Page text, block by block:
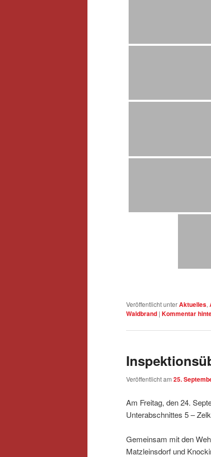
Veröffentlicht unterAktuelles,
Waldbrand | Kommentar
Veröffentlicht am 25.
Am Freitag, den 24.
Unterabschnittes 5 –
Gemeinsam mit den
Matzleinsdorf und